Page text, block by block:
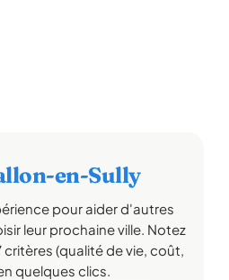
en-Sully
pour aider d'autres
leur prochaine ville. Notez
critères (qualité de vie, coût,
quelques clics.